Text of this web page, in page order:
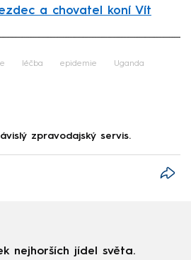
a chovatel koní Vít
léčba epidemie Uganda
zpravodajský servis.
nejhorších jídel světa.